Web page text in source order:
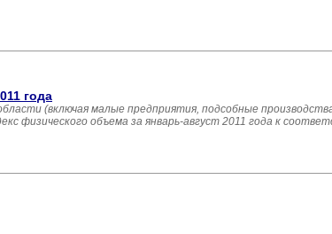
года
(включая малые предприятия, подсобные
физического объема за январь-август 2011 года к